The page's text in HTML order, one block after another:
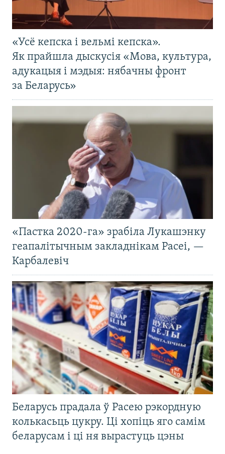
«Усё кепска і вельмі кепска».
Як прайшла дыскусія «Мова, культура,
адукацыя і мэдыя: нябачны фронт
за Беларусь»
«Пастка 2020-га» зрабіла Лукашэнку
геапалітычным закладнікам Расеі, —
Карбалевіч
Беларусь прадала ў Расею рэкордную
колькасьць цукру. Ці хопіць яго самім
беларусам і ці ня вырастуць цэны